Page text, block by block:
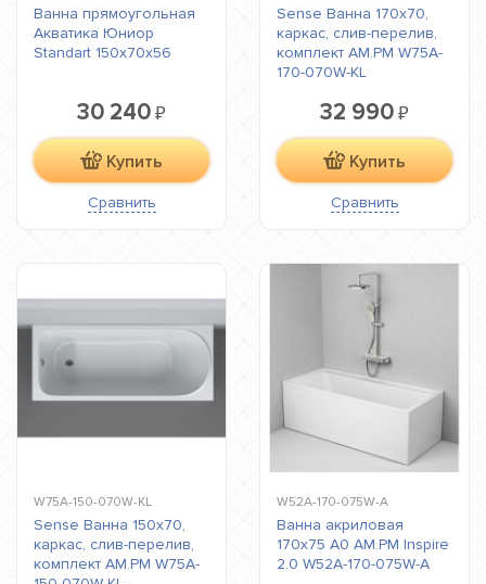
Ванна прямоугольная
Акватика Юниор
Standart 150x70х56
30 240 ₽
Купить
Сравнить
Sense Ванна 170x70,
каркас, слив-перелив,
комплект AM.PM W75A-
170-070W-KL
32 990 ₽
Купить
Сравнить
W75A-150-070W-KL
Sense Ванна 150x70,
каркас, слив-перелив,
комплект AM.PM W75A-
W52A-170-075W-A
Ванна акриловая
170х75 A0 AM.PM Inspire
2.0 W52A-170-075W-A